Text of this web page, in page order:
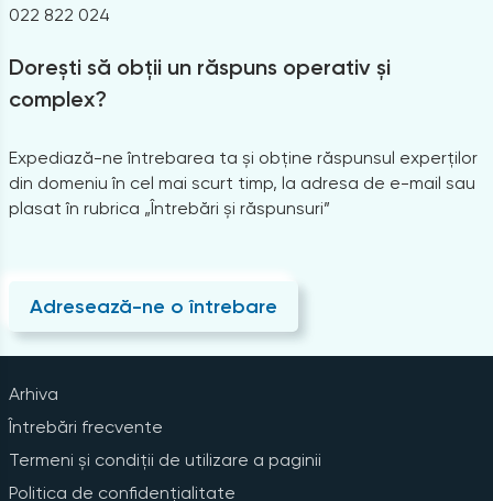
022 822 024
Dorești să obții un răspuns operativ și
complex?
Expediază-ne întrebarea ta și obține răspunsul experților
din domeniu în cel mai scurt timp, la adresa de e-mail sau
plasat în rubrica „Întrebări și răspunsuri”
Adresează-ne o întrebare
Arhiva
Întrebări frecvente
Termeni și condiții de utilizare a paginii
Politica de confidențialitate